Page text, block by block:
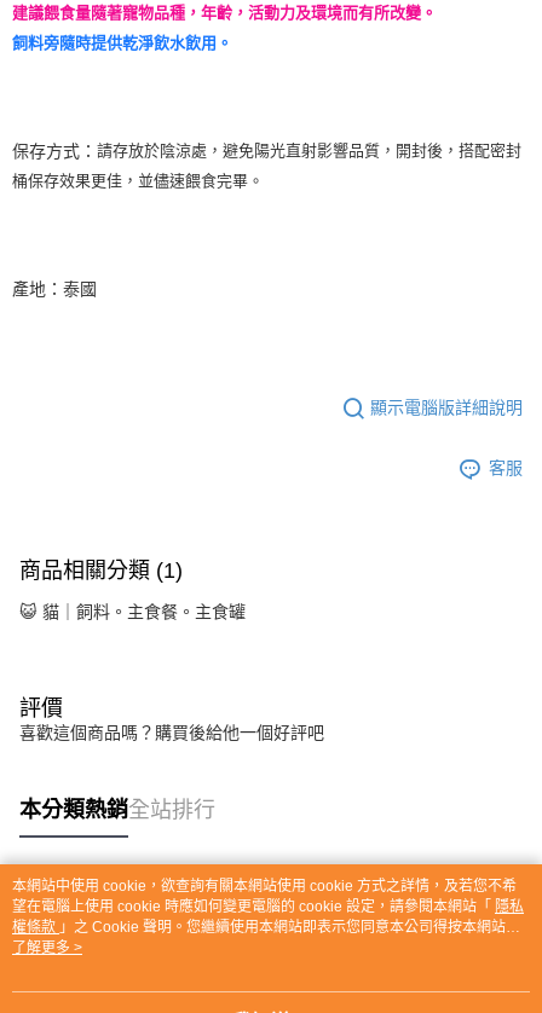
建議餵食量隨著寵物品種，年齡，活動力及環境而有所改變。
飼料旁隨時提供乾淨飲水飲用。
保存方式： 請存放於陰涼處，避免陽光直射影響品質，開封後，搭配密封
桶保存效果更佳，並儘速餵食完畢。
產地：泰國
顯示電腦版詳細說明
客服
商品相關分類 (1)
😺 貓｜飼料。主食餐。主食罐
評價
喜歡這個商品嗎？購買後給他一個好評吧
本分類熱銷全站排行
熱門標籤
本網站中使用 cookie，欲查詢有關本網站使用 cookie 方式之詳情，及若您不希
望在電腦上使用 cookie 時應如何變更電腦的 cookie 設定，請參閱本網站「 隱私
權條款 」之 Cookie 聲明。您繼續使用本網站即表示您同意本公司得按本網站使
用條款之 Cookie 聲明使用 cookie。
了解更多 >